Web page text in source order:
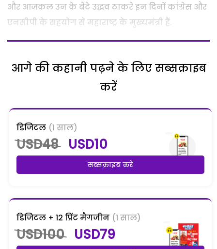
और आजकल उन के बेटे उद्धव ठाकरे इन दिनों कांग्रेस और
एनसीपी के सहयोग से महाराष्ट्र के मुख्यमंत्री हैं.
आगे की कहानी पढ़ने के लिए सब्सक्राइब
करें
डिजिटल (1 साल)
USD48 USD10
सब्सक्राइब करें
डिजिटल + 12 प्रिंट मैगजीन (1 साल)
USD100 USD79